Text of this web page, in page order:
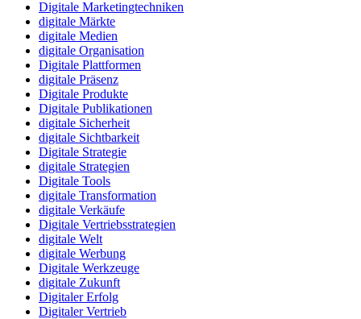
Digitale Marketingtechniken
digitale Märkte
digitale Medien
digitale Organisation
Digitale Plattformen
digitale Präsenz
Digitale Produkte
Digitale Publikationen
digitale Sicherheit
digitale Sichtbarkeit
Digitale Strategie
digitale Strategien
Digitale Tools
digitale Transformation
digitale Verkäufe
Digitale Vertriebsstrategien
digitale Welt
digitale Werbung
Digitale Werkzeuge
digitale Zukunft
Digitaler Erfolg
Digitaler Vertrieb